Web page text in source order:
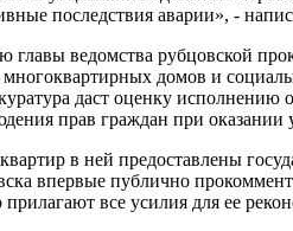
последствия аварии», -
ведомства рубцовской
домов и
даст оценку
прав граждан при оказании
в ней предоставлены
впервые публично
все усилия для ее